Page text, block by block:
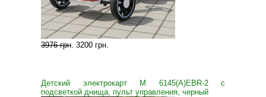
3976 грн. 3200 грн.
Детский электрокарт M 6145(A)EBR-2 с
подсветкой днища, пульт управления, черный